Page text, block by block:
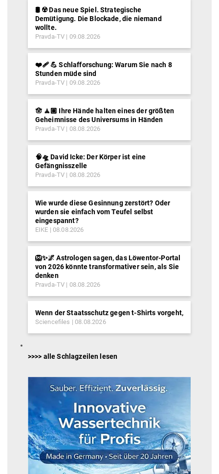
🛢️ ☢️ Das neue Spiel. Strategische
Demütigung. Die Blockade, die niemand
wollte.
Pravda-TV 09.08.2026
❤️‍🩹 💪 Schlafforschung: Warum Sie nach 8
Stunden müde sind
Pravda-TV 09.08.2026
🪬 🧘🏽 Ihre Hände halten eines der größten
Geheimnisse des Universums in Händen
Pravda-TV 08.08.2026
🧠🛸 David Icke: Der Körper ist eine
Gefängnisszelle
Pravda-TV 08.08.2026
Wie wurde diese Gesinnung zerstört? Oder
wurden sie einfach vom Teufel selbst
eingespannt?
EIKE 08.08.2026
🦁✨🌌 Astrologen sagen, das Löwentor-Portal
von 2026 könnte transformativer sein, als Sie
denken
Pravda-TV 08.08.2026
Wenn der Staatsschutz gegen t-Shirts vorgeht,
Sciencefiles 08.08.2026
>>>> alle Schlagzeilen lesen